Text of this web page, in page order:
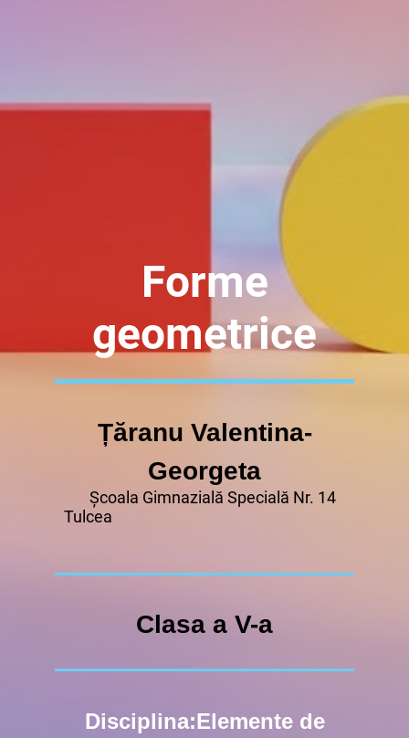
Forme
geometrice
Țăranu Valentina-
Georgeta
Școala Gimnazială Specială Nr. 14
Tulcea
Clasa a V-a
Disciplina:Elemente de